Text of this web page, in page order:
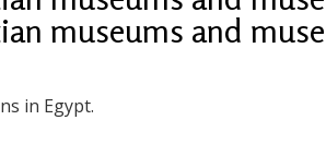
museums and
in Egypt.